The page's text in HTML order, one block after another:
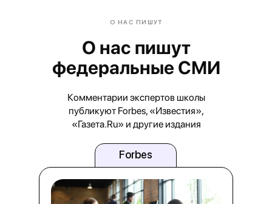
О НАС ПИШУТ
О нас пишут
федеральные СМИ
Комментарии экспертов школы
публикуют Forbes, «Известия»,
«Газета.Ru» и другие издания
Forbes